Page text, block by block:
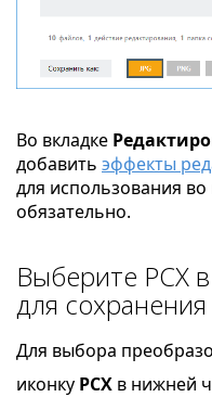
Во вкладке
добавить эффекты
для использования
обязательно.
Выберите PCX
для сохранения
Для выбора
иконку PCX в нижней